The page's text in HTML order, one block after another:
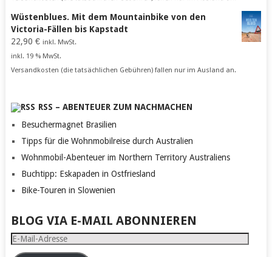
Wüstenblues. Mit dem Mountainbike von den
Victoria-Fällen bis Kapstadt
22,90 € inkl. MwSt.
inkl. 19 % MwSt.
Versandkosten (die tatsächlichen Gebühren) fallen nur im Ausland an.
RSS – ABENTEUER ZUM NACHMACHEN
Besuchermagnet Brasilien
Tipps für die Wohnmobilreise durch Australien
Wohnmobil-Abenteuer im Northern Territory Australiens
Buchtipp: Eskapaden in Ostfriesland
Bike-Touren in Slowenien
BLOG VIA E-MAIL ABONNIEREN
E-
Mail-